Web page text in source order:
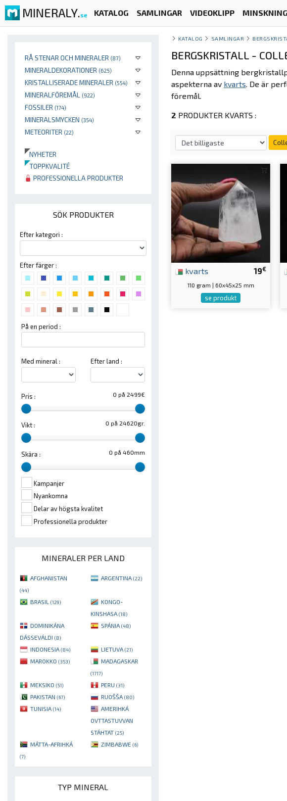
MINERALY.se KATALOG SAMLINGAR VIDEOKLIPP
RÅ STENAR OCH MINERALER (87)
MINERALDEKORATIONER (625)
KRISTALLISERADE MINERALER (554)
MINERALFÖREMÅL (922)
FOSSILER (174)
MINERALSMYCKEN (354)
METEORITER (22)
NYHETER
TOPPKVALITÉ
PROFESSIONELLA PRODUKTER
SÖK PRODUKTER
Efter kategori :
Efter färger :
På en period :
Med mineral : Efter land :
0 på 2499€
Pris :
0 på 24620gr.
Vikt :
0 på 460mm
Skära :
Kampanjer
Nyankomna
Delar av högsta kvalitet
Professionella produkter
MINERALER PER LAND
AFGHANISTAN
(44)
ARGENTINA (22)
BRASIL (129)
KONGO-
KINSHASA (18)
DOMINIKÁNA
DÁSSEVÁLDI (8)
SPÁNIA (48)
INDONESIA (84) LIETUVA (21)
MAROKKO (353) MADAGASKAR
(1717)
MEKSIKO (51) PERU (31)
PAKISTAN (67) RUOŠŠA (80)
TUNISIA (14)
AMERIHKÁ
OVTTASTUVVAN
STÁHTAT (25)
MÁTTA-AFRIHKÁ
(7)
ZIMBABWE (6)
TYP MINERAL
KATALOG SAMLINGAR
BERGSKRISTALL -
Denna uppsättning
aspekterna av kvarts. De är
föremål.
2 PRODUKTER KVARTS :
19€
kvarts
110 gram | 60x45x25 mm
se produkt